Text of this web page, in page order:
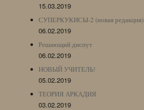
15.03.2019
СУПЕРКУКИСЫ-2 (новая редакция)
06.02.2019
Решающий диспут
06.02.2019
НОВЫЙ УЧИТЕЛЬ!
05.02.2019
ТЕОРИЯ АРКАДИЯ
03.02.2019